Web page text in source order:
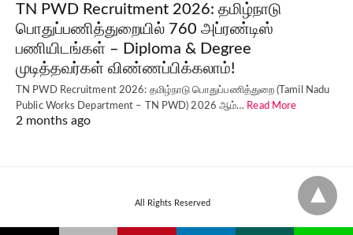
TN PWD Recruitment 2026: தமிழ்நாடு
பொதுப்பணித்துறையில் 760 அப்ரண்டிஸ்
பணியிடங்கள் – Diploma & Degree
முடித்தவர்கள் விண்ணப்பிக்கலாம்!
TN PWD Recruitment 2026: தமிழ்நாடு பொதுப்பணித்துறை (Tamil Nadu
Public Works Department – TN PWD) 2026 ஆம்… Read More
2 months ago
All Rights Reserved